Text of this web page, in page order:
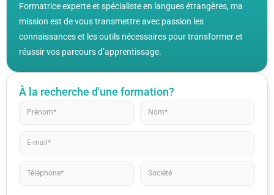
Formatrice experte et spécialiste en langues étrangères, ma
mission est de vous transmettre avec passion les
connaissances et les outils nécessaires pour transformer et
réussir vos parcours d’apprentissage.
À la recherche d'une formation?